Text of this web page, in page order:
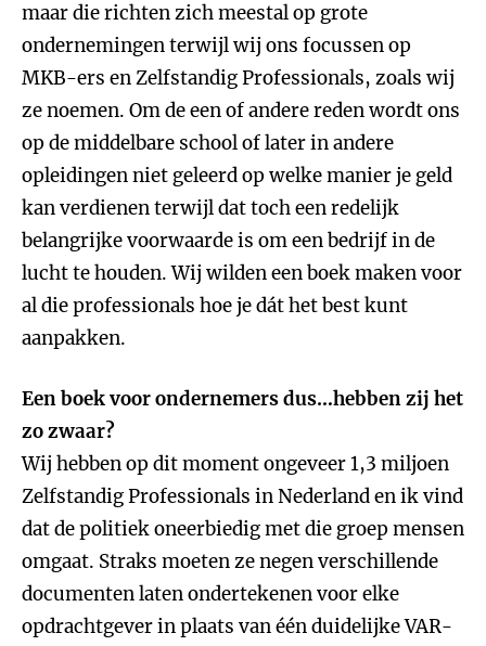
maar die richten zich meestal op grote
ondernemingen terwijl wij ons focussen op
MKB-ers en Zelfstandig Professionals, zoals wij
ze noemen. Om de een of andere reden wordt ons
op de middelbare school of later in andere
opleidingen niet geleerd op welke manier je geld
kan verdienen terwijl dat toch een redelijk
belangrijke voorwaarde is om een bedrijf in de
lucht te houden. Wij wilden een boek maken voor
al die professionals hoe je dát het best kunt
aanpakken.
Een boek voor ondernemers dus…hebben zij het
zo zwaar?
Wij hebben op dit moment ongeveer 1,3 miljoen
Zelfstandig Professionals in Nederland en ik vind
dat de politiek oneerbiedig met die groep mensen
omgaat. Straks moeten ze negen verschillende
documenten laten ondertekenen voor elke
opdrachtgever in plaats van één duidelijke VAR-